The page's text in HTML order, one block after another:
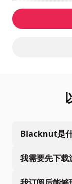
Blacknut是
我需要先下载